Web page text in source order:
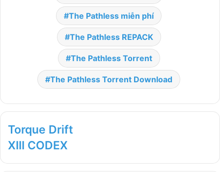
The Pathless miễn phí
The Pathless REPACK
The Pathless Torrent
The Pathless Torrent Download
Torque Drift
XIII CODEX